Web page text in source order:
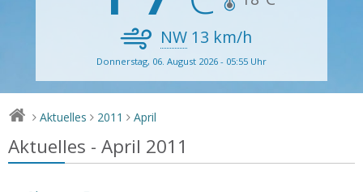
NW13 km/h
Donnerstag, 06. August 2026 - 05:55 Uhr
> Aktuelles > 2011 > April
Aktuelles - April 2011